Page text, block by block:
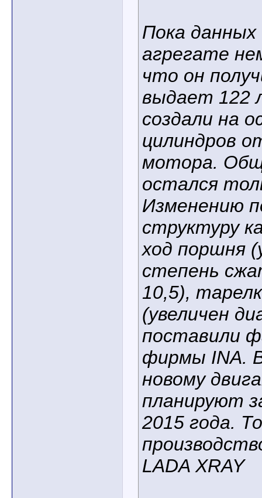
Пока данных
агрегате
что он
выдает 122
создали на
цилиндров
мотора.
остался
Изменению
структуру
ход поршня
степень
10,5),
(увеличен
поставили
фирмы INA.
новому
планируют
2015 года.
LADA XRAY